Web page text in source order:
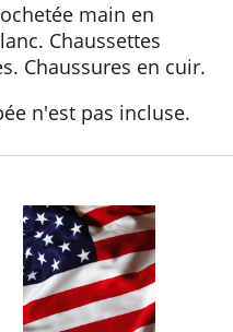
main en
Chaussettes
Chaussures en cuir.
n'est pas incluse.